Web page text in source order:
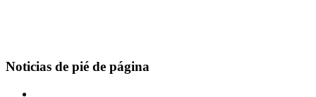
Noticias de pié de página